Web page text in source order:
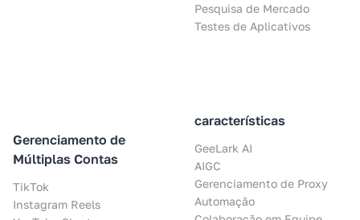
Gerenciamento de
Múltiplas Contas
TikTok
Instagram Reels
Pesquisa de Mercado
Testes de Aplicativos
características
GeeLark AI
AIGC
Gerenciamento de Proxy
Automação